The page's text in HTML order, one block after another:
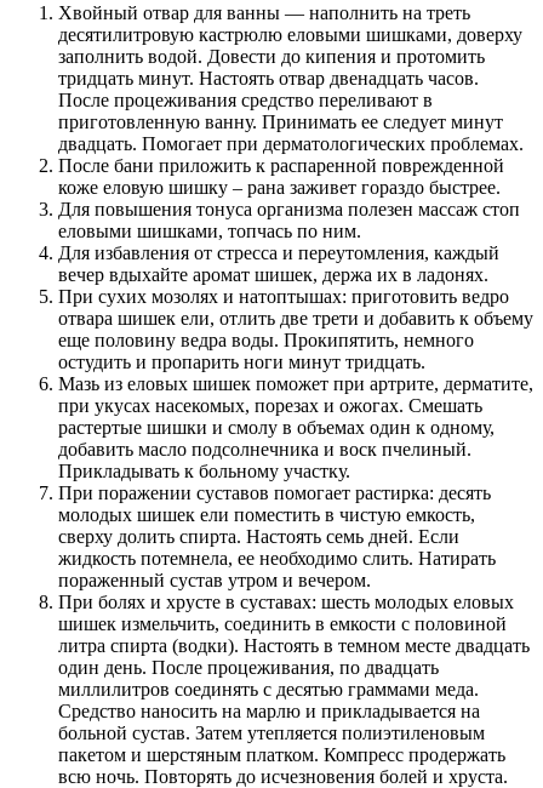
Хвойный отвар для ванны — наполнить на треть
десятилитровую кастрюлю еловыми шишками, доверху
заполнить водой. Довести до кипения и протомить
тридцать минут. Настоять отвар двенадцать часов.
После процеживания средство переливают в
приготовленную ванну. Принимать ее следует минут
двадцать. Помогает при дерматологических проблемах.
После бани приложить к распаренной поврежденной
коже еловую шишку – рана заживет гораздо быстрее.
Для повышения тонуса организма полезен массаж стоп
еловыми шишками, топчась по ним.
Для избавления от стресса и переутомления, каждый
вечер вдыхайте аромат шишек, держа их в ладонях.
При сухих мозолях и натоптышах: приготовить ведро
отвара шишек ели, отлить две трети и добавить к объему
еще половину ведра воды. Прокипятить, немного
остудить и пропарить ноги минут тридцать.
Мазь из еловых шишек поможет при артрите, дерматите,
при укусах насекомых, порезах и ожогах. Смешать
растертые шишки и смолу в объемах один к одному,
добавить масло подсолнечника и воск пчелиный.
Прикладывать к больному участку.
При поражении суставов помогает растирка: десять
молодых шишек ели поместить в чистую емкость,
сверху долить спирта. Настоять семь дней. Если
жидкость потемнела, ее необходимо слить. Натирать
пораженный сустав утром и вечером.
При болях и хрусте в суставах: шесть молодых еловых
шишек измельчить, соединить в емкости с половиной
литра спирта (водки). Настоять в темном месте двадцать
один день. После процеживания, по двадцать
миллилитров соединять с десятью граммами меда.
Средство наносить на марлю и прикладывается на
больной сустав. Затем утепляется полиэтиленовым
пакетом и шерстяным платком. Компресс продержать
всю ночь. Повторять до исчезновения болей и хруста.